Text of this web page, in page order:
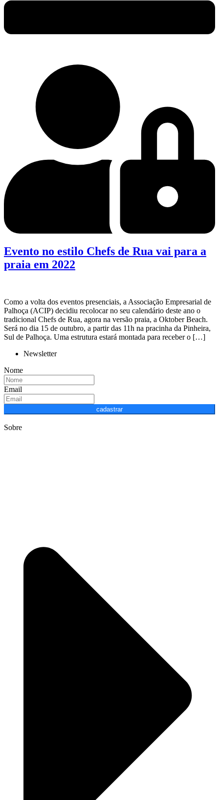
Evento no estilo Chefs de Rua vai para a
praia em 2022
Como a volta dos eventos presenciais, a Associação Empresarial de
Palhoça (ACIP) decidiu recolocar no seu calendário deste ano o
tradicional Chefs de Rua, agora na versão praia, a Oktober Beach.
Será no dia 15 de outubro, a partir das 11h na pracinha da Pinheira,
Sul de Palhoça. Uma estrutura estará montada para receber o […]
Newsletter
Nome
Email
cadastrar
Sobre